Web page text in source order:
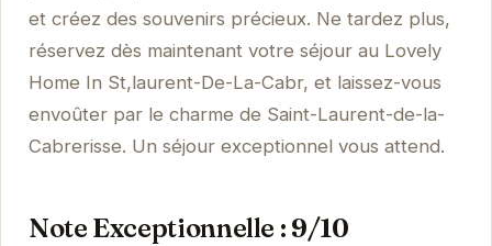
et créez des souvenirs précieux. Ne tardez plus,
réservez dès maintenant votre séjour au Lovely
Home In St,laurent-De-La-Cabr, et laissez-vous
envoûter par le charme de Saint-Laurent-de-la-
Cabrerisse. Un séjour exceptionnel vous attend.
Note Exceptionnelle : 9/10